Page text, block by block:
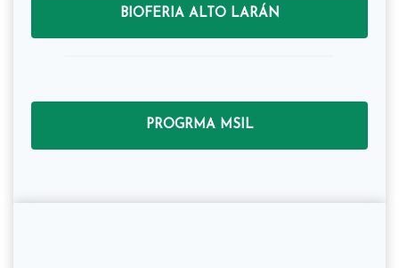
BIOFERIA ALTO LARÁN
PROGRMA MSIL